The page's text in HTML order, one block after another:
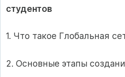
студентов
1. Что такое Глобальная
2. Основные этапы